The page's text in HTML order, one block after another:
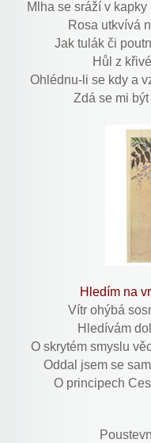
Mlha se sráží v
Rosa utkvívá
Jak tulák či
Hůl z
Ohlédnu-li se kdy a
Zdá se mi
Hledím na
Vítr ohýbá
Hledívám
O skrytém smyslu
Oddal jsem se
O principech